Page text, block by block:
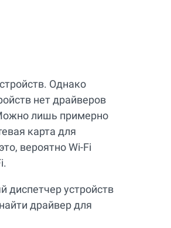
Однако
нет драйверов
лишь примерно
карта для
вероятно Wi-Fi
диспетчер устройств
драйвер для